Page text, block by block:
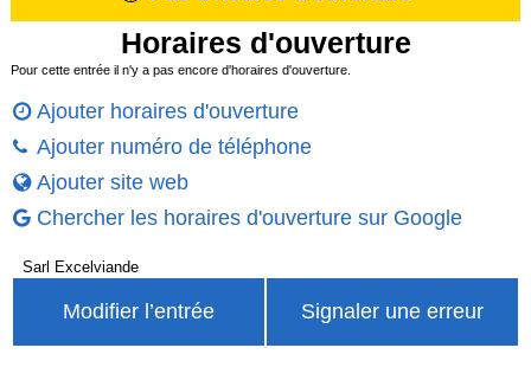
Horaires d'ouverture
Pour cette entrée il n'y a pas encore d'horaires d'ouverture.
Ajouter horaires d'ouverture
Ajouter numéro de téléphone
Ajouter site web
Chercher les horaires d'ouverture sur Google
Sarl Excelviande
Modifier l’entrée Signaler une erreur